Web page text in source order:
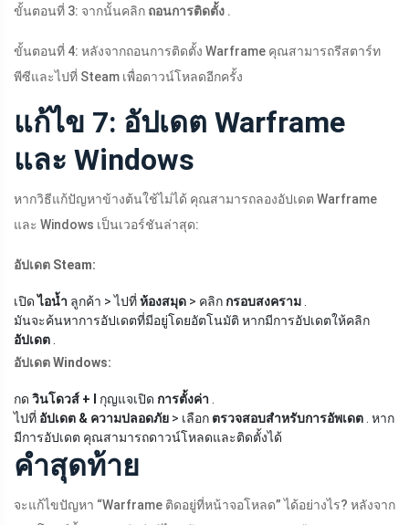
ขั้นตอนที่ 3: จากนั้นคลิก ถอนการติดตั้ง .
ขั้นตอนที่ 4: หลังจากถอนการติดตั้ง Warframe คุณสามารถรีสตาร์ท
พีซีและไปที่ Steam เพื่อดาวน์โหลดอีกครั้ง
แก้ไข 7: อัปเดต Warframe
และ Windows
หากวิธีแก้ปัญหาข้างต้นใช้ไม่ได้ คุณสามารถลองอัปเดต Warframe
และ Windows เป็นเวอร์ชันล่าสุด:
อัปเดต Steam:
เปิดไอน้ำ ลูกค้า > ไปที่ห้องสมุด > คลิก กรอบสงคราม
มันจะค้นหาการอัปเดตที่มีอยู่โดยอัตโนมัติ หากมีการอัปเดตให้คลิก
อัปเดต
อัปเดต Windows:
กด วินโดวส์ + I กุญแจเปิด การตั้งค่า
ไปที่ อัปเดต & ความปลอดภัย > เลือก ตรวจสอบสำหรับการอัพเดต . หาก
มีการอัปเดต คุณสามารถดาวน์โหลดและติดตั้งได้
คำสุดท้าย
จะแก้ไขปัญหา “Warframe ติดอยู่ที่หน้าจอโหลด” ได้อย่างไร? หลังจาก